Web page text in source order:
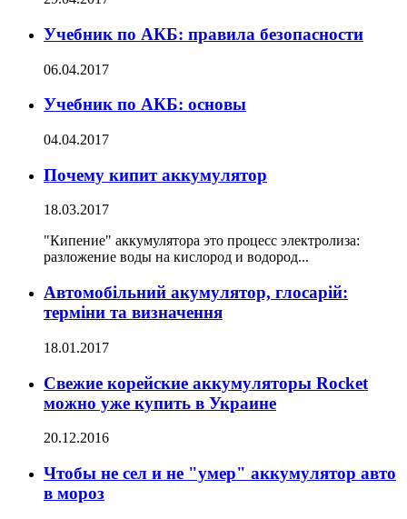
Учебник по АКБ: правила безопасности
06.04.2017
Учебник по АКБ: основы
04.04.2017
Почему кипит аккумулятор
18.03.2017
"Кипение" аккумулятора это процесс электролиза:
разложение воды на кислород и водород...
Автомобільний акумулятор, глосарій:
терміни та визначення
18.01.2017
Свежие корейские аккумуляторы Rocket
можно уже купить в Украине
20.12.2016
Чтобы не сел и не "умер" аккумулятор авто
в мороз